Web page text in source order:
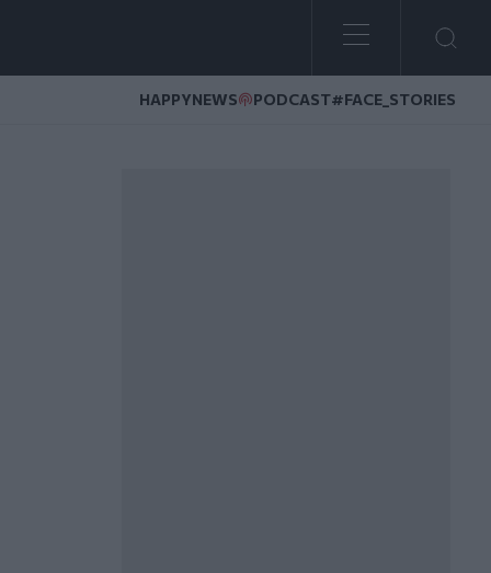
HAPPYNEWS PODCAST#FACE_STORIES